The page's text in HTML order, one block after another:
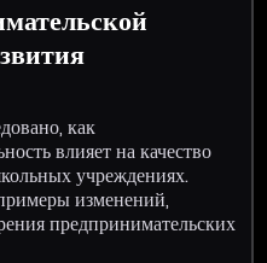
как
влияет на качество
учреждениях.
изменений,
предпринимательских